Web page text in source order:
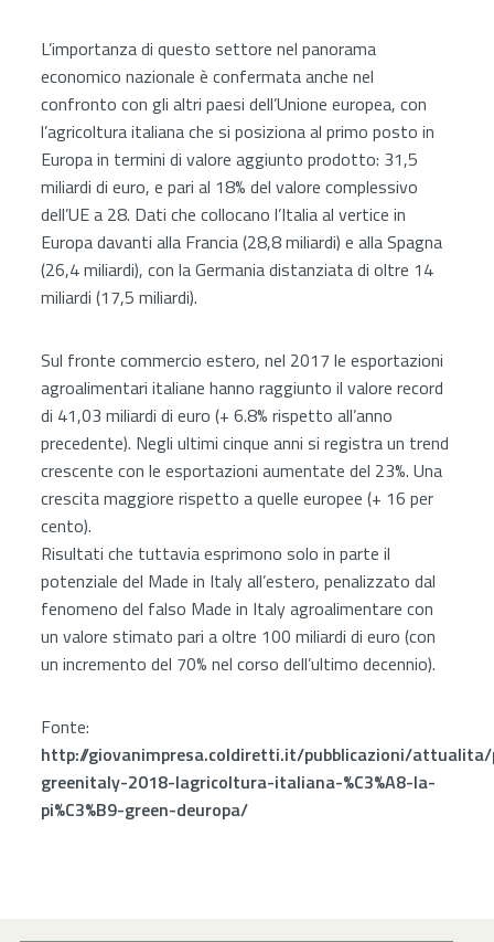
L’importanza di questo settore nel panorama
economico nazionale è confermata anche nel
confronto con gli altri paesi dell’Unione europea, con
l’agricoltura italiana che si posiziona al primo posto in
Europa in termini di valore aggiunto prodotto: 31,5
miliardi di euro, e pari al 18% del valore complessivo
dell’UE a 28. Dati che collocano l’Italia al vertice in
Europa davanti alla Francia (28,8 miliardi) e alla Spagna
(26,4 miliardi), con la Germania distanziata di oltre 14
miliardi (17,5 miliardi).
Sul fronte commercio estero, nel 2017 le esportazioni
agroalimentari italiane hanno raggiunto il valore record
di 41,03 miliardi di euro (+ 6.8% rispetto all’anno
precedente). Negli ultimi cinque anni si registra un trend
crescente con le esportazioni aumentate del 23%. Una
crescita maggiore rispetto a quelle europee (+ 16 per
cento).
Risultati che tuttavia esprimono solo in parte il
potenziale del Made in Italy all’estero, penalizzato dal
fenomeno del falso Made in Italy agroalimentare con
un valore stimato pari a oltre 100 miliardi di euro (con
un incremento del 70% nel corso dell’ultimo decennio).
Fonte:
http://giovanimpresa.coldiretti.it/pubblicazioni/
greenitaly-2018-lagricoltura-italiana-%C3%A8-la-
pi%C3%B9-green-deuropa/